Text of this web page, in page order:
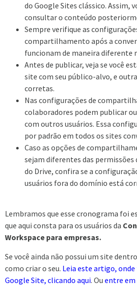
do Google Sites clássico. Assim,
consultar o conteúdo
Sempre verifique as
compartilhamento após a
funcionam de maneira diferente
Antes de publicar, veja se você
site com seu público-alvo, e
corretas.
Nas configurações de
colaboradores podem publicar
com outros usuários. Essa
por padrão em todos os sites
Caso as opções de
sejam diferentes das
do Drive, confira se a
usuários fora do domínio está
Lembramos que esse cronograma foi
que aqui consta para os usuários da
Workspace para empresas.
Se você ainda não possui um site
como criar o seu. Leia este artigo,
Google Site, clicando aqui. Ou entre